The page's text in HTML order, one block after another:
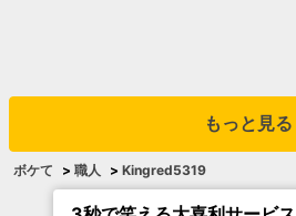
もっと見る
ボケて > 職人 > Kingred5319